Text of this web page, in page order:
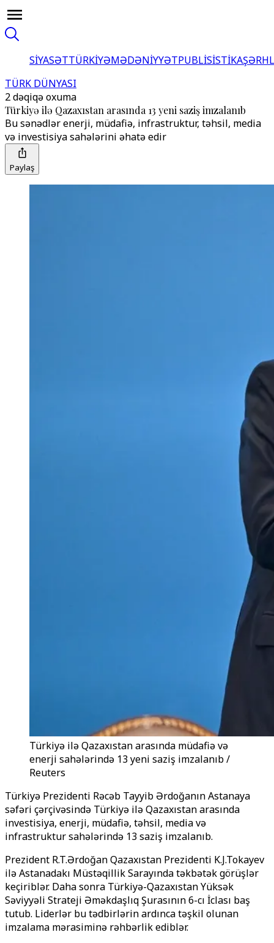
SİYASƏTTÜRKİYƏMƏDƏNİYYƏTPUBLİSİSTİKA
TÜRK DÜNYASI
2 dəqiqə oxuma
Türkiyə ilə Qazaxıstan arasında 13 yeni saziş imzalanıb
Bu sənədlər enerji, müdafiə, infrastruktur, təhsil, media
və investisiya sahələrini əhatə edir
Paylaş
Türkiyə ilə Qazaxıstan arasında müdafiə və
enerji sahələrində 13 yeni saziş imzalanıb /
Reuters
Türkiyə Prezidenti Rəcəb Tayyib Ərdoğanın Astanaya
səfəri çərçivəsində Türkiyə ilə Qazaxıstan arasında
investisiya, enerji, müdafiə, təhsil, media və
infrastruktur sahələrində 13 saziş imzalanıb.
Prezident R.T.Ərdoğan Qazaxıstan Prezidenti K.J.Tokayev
ilə Astanadakı Müstəqillik Sarayında təkbətək görüşlər
keçiriblər. Daha sonra Türkiyə-Qazaxıstan Yüksək
Səviyyəli Strateji Əməkdaşlıq Şurasının 6-cı İclası baş
tutub. Liderlər bu tədbirlərin ardınca təşkil olunan
imzalama mərasiminə rəhbərlik ediblər.